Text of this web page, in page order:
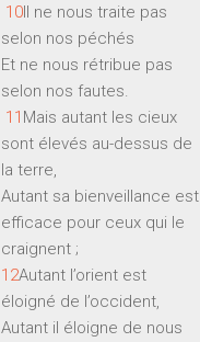
10Il ne nous traite pas
selon nos péchés
Et ne nous rétribue pas
selon nos fautes.
11 Mais autant les cieux
sont élevés au-dessus de
la terre,
Autant sa bienveillance est
efficace pour ceux qui le
craignent ;
12Autant l’orient est
éloigné de l’occident,
Autant il éloigne de nous